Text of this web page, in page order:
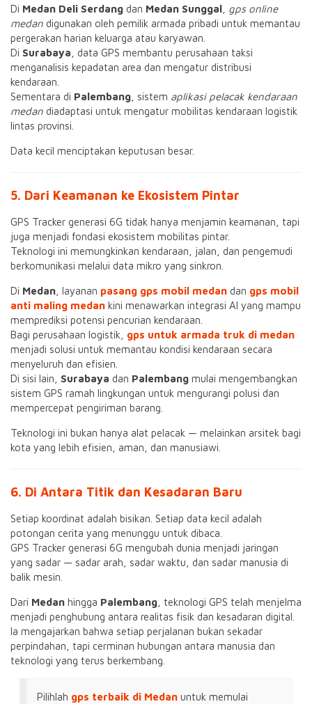
Di Medan Deli Serdang dan Medan Sunggal gps online
medan digunakan oleh pemilik armada pribadi untuk memantau
pergerakan harian keluarga atau karyawan.
Di Surabaya , data GPS membantu perusahaan taksi
menganalisis kepadatan area dan mengatur distribusi
kendaraan.
Sementara di Palembang , sistem aplikasi pelacak kendaraan
medan diadaptasi untuk mengatur mobilitas kendaraan logistik
lintas provinsi.
Data kecil menciptakan keputusan besar.
5. Dari Keamanan ke Ekosistem Pintar
GPS Tracker generasi 6G tidak hanya menjamin keamanan, tapi
juga menjadi fondasi ekosistem mobilitas pintar.
Teknologi ini memungkinkan kendaraan, jalan, dan pengemudi
berkomunikasi melalui data mikro yang sinkron.
Di Medan , layanan pasang gps mobil medan dan gps mobil
anti maling medan kini menawarkan integrasi AI yang mampu
memprediksi potensi pencurian kendaraan.
Bagi perusahaan logistik, gps untuk armada truk di medan
menjadi solusi untuk memantau kondisi kendaraan secara
menyeluruh dan efisien.
Di sisi lain, Surabaya dan Palembang mulai mengembangkan
sistem GPS ramah lingkungan untuk mengurangi polusi dan
mempercepat pengiriman barang.
Teknologi ini bukan hanya alat pelacak — melainkan arsitek bagi
kota yang lebih efisien, aman, dan manusiawi.
6. Di Antara Titik dan Kesadaran Baru
Setiap koordinat adalah bisikan. Setiap data kecil adalah
potongan cerita yang menunggu untuk dibaca.
GPS Tracker generasi 6G mengubah dunia menjadi jaringan
yang sadar — sadar arah, sadar waktu, dan sadar manusia di
balik mesin.
Dari Medan hingga Palembang , teknologi GPS telah menjelma
menjadi penghubung antara realitas fisik dan kesadaran digital.
Ia mengajarkan bahwa setiap perjalanan bukan sekadar
perpindahan, tapi cerminan hubungan antara manusia dan
teknologi yang terus berkembang.
Pilihlah gps terbaik di Medanuntuk memulai